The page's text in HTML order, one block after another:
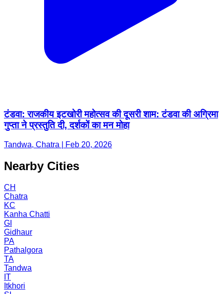
टंडवा: राजकीय इटखोरी महोत्सव की दूसरी शाम: टंडवा की अग्रिमा
गुप्ता ने प्रस्तुति दी, दर्शकों का मन मोहा
Tandwa, Chatra | Feb 20, 2026
Nearby Cities
CH
Chatra
KC
Kanha Chatti
GI
Gidhaur
PA
Pathalgora
TA
Tandwa
IT
Itkhori